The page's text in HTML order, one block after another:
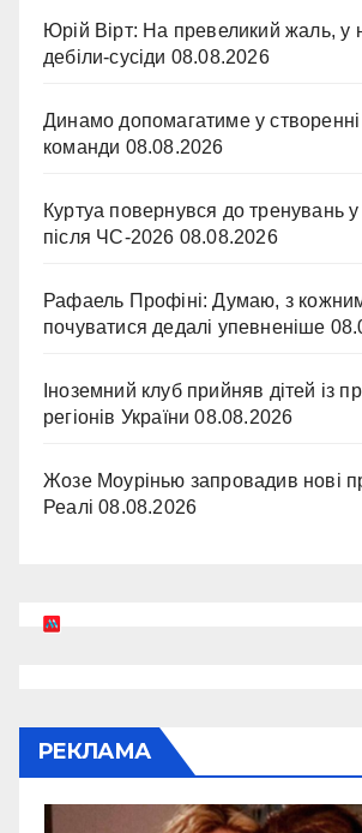
Юрій Вірт: На превеликий жаль, у
дебіли-сусіди 08.08.2026
Динамо допомагатиме у створенні
команди 08.08.2026
Куртуа повернувся до тренувань
після ЧС-2026 08.08.2026
Рафаель Профіні: Думаю, з
почуватися дедалі упевненіше
Іноземний клуб прийняв дітей із
регіонів України 08.08.2026
Жозе Моурінью запровадив нові
Реалі 08.08.2026
РЕКЛАМА